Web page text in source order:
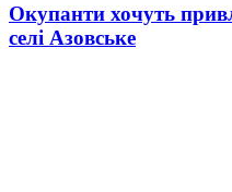
Окупанти хочуть
селі Азовське